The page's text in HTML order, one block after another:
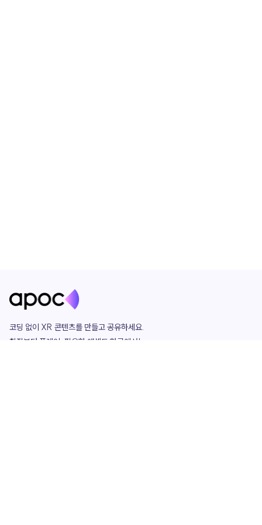
코딩 없이 XR 콘텐츠를 만들고 공유하세요.
창작부터 플레이, 필요한 애셋도 한곳에서!